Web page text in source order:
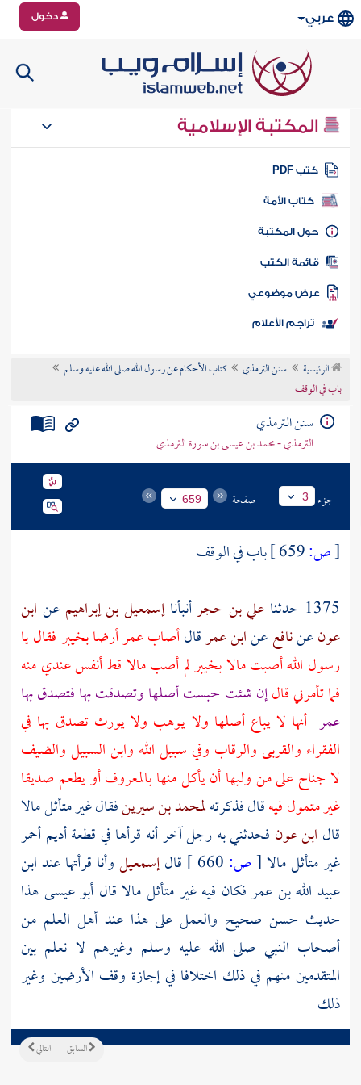
عربي دخول
المكتبة الإسلامية
كتب PDF
كتاب الأمة
المكتبة
الكتب
موضوعي
تراجم الأعلام
الرئيسية سنن الترمذي
كتاب الأحكام عن رسول الله صلى الله عليه وسلم
باب في الوقف
سنن الترمذي
الترمذي - محمد بن عيسى بن سورة الترمذي
جزء 3 صفحة 659
[ص:
باب في الوقف
1375 حدثنا
علي بن حجرأنبأناإسمعيل بن إبراهيمعن ابن
عونعننافععنابن عمرقالأصابعمرأرضابخيبرفقال يا
رسول الله أصبت مالابخيبرلم أصب مالا قط أنفس عندي منه
فما تأمرني قالإن شئت حبست أصلها وتصدقت بها فتصدق بها
عمر أنها لا يباع أصلها ولا يوهب ولا يورث تصدق بها في
الفقراء والقربى والرقاب وفي سبيل الله وابن السبيل والضيف
لا جناح على من وليها أن يأكل منها بالمعروف أو يطعم صديقا
غير متمول فيهقال فذكرتهلمحمد بن سيرينفقال غير متأثل مالا
قال ابن عون فحدثني به رجل آخر أنه قرأها في قطعة أديم أحمر
غير متأثل مالا[ص: قالإسمعيلوأنا قرأتها عندابن
عبيد الله بن عمرفكان فيه غير متأثل مالا قال أبو عيسى هذا
حديث حسن صحيح والعمل على هذا عند أهل العلم من
أصحاب النبي صلى الله عليه وسلم وغيرهم لا نعلم بين
المتقدمين منهم في ذلك اختلافا في إجازة وقف الأرضين وغير
ذلك
التالي السابق